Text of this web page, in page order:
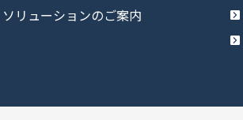
ソリューションのご案内